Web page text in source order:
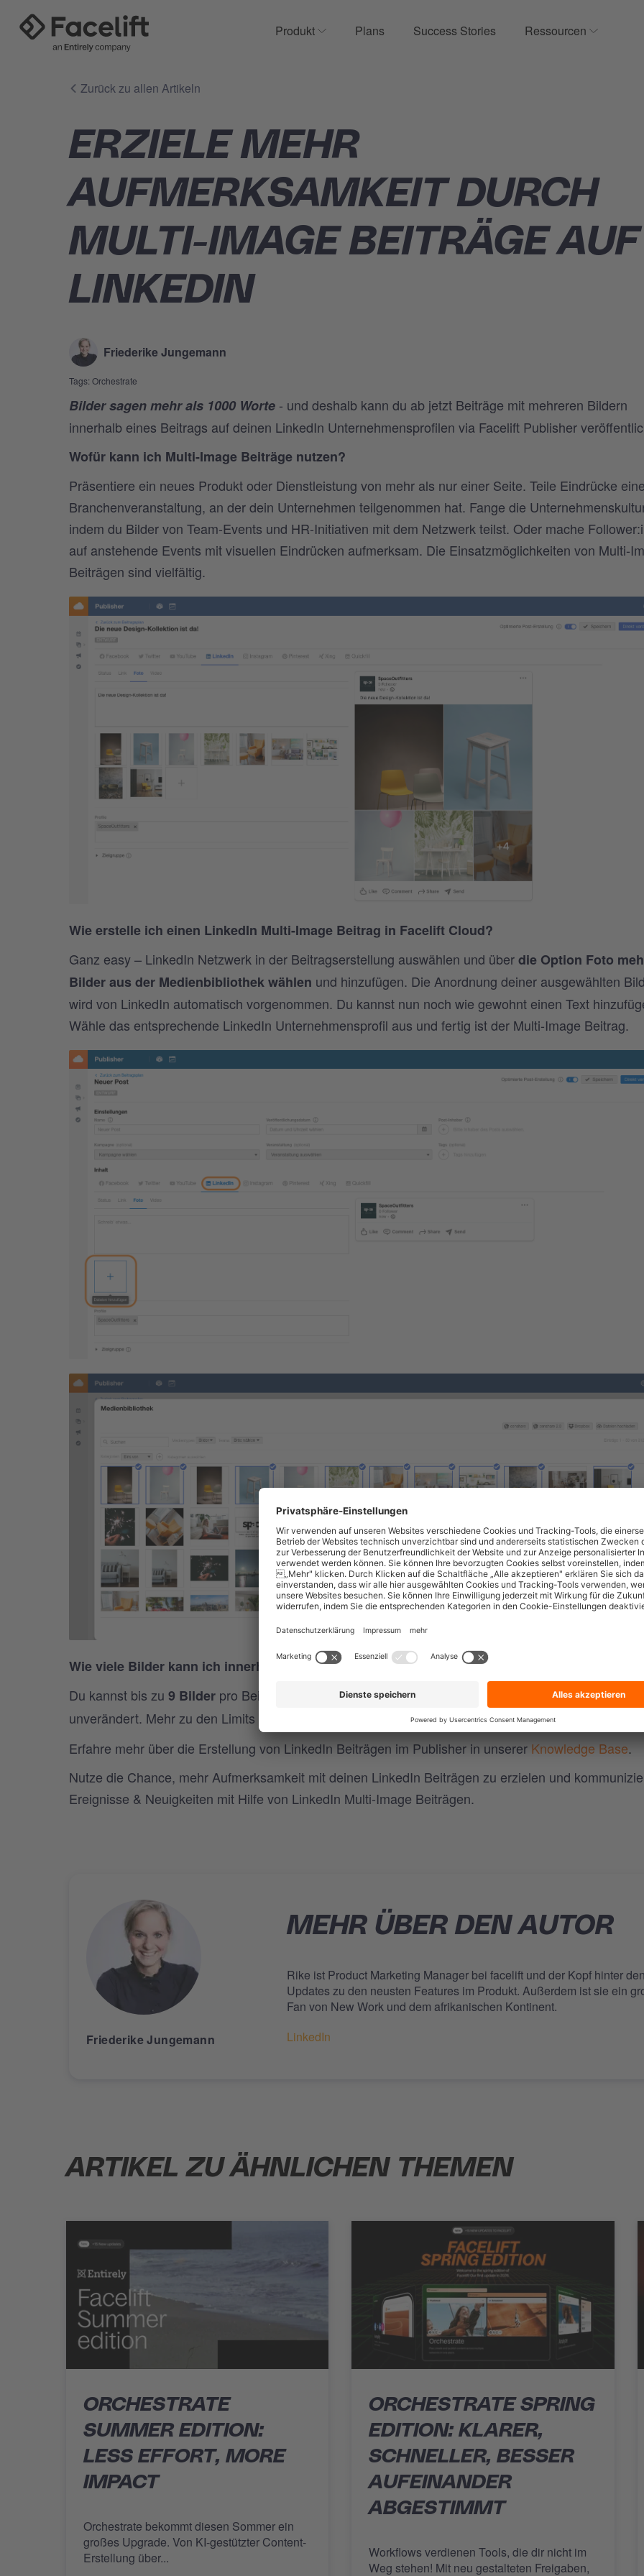
Produkt Show submenu for Produkt
Plans Success Stories Ressourcen Show
Zurück zu allen Artikeln
ERZIELE MEHR
AUFMERKSAMKEIT DURCH
MULTI-IMAGE BEITRÄGE AUF
LINKEDIN
Friederike Jungemann
Tags: Orchestrate
Bilder sagen mehr als 1000 Worte - und deshalb kann du ab jetzt Beiträge mit mehreren Bildern
innerhalb eines Beitrags auf deinen LinkedIn Unternehmensprofilen via Facelift Publisher
Wofür kann ich Multi-Image Beiträge nutzen?
Präsentiere ein neues Produkt oder Dienstleistung von mehr als nur einer Seite. Teile Eindrücke
Branchenveranstaltung, an der dein Unternehmen teilgenommen hat. Fange die
indem du Bilder von Team-Events und HR-Initiativen mit dem Netzwerk teilst. Oder mache
auf anstehende Events mit visuellen Eindrücken aufmerksam. Die Einsatzmöglichkeiten von Multi-
Beiträgen sind vielfältig.
Wie erstelle ich einen LinkedIn Multi-Image Beitrag in Facelift Cloud?
Ganz easy – LinkedIn Netzwerk in der Beitragserstellung auswählen und überdie Option Foto
Bilder aus der Medienbibliothek wählen und hinzufügen. Die Anordnung deiner ausgewählten
wird von LinkedIn automatisch vorgenommen. Du kannst nun noch wie gewohnt einen Text
Wähle das entsprechende LinkedIn Unternehmensprofil aus und fertig ist der Multi-Image Beitrag.
Wie viele Bilder kann ich innerhalb eines Beitrages veröffentlichen?
Du kannst bis zu 9 Bilder pro Beitrag auswählen. Die Limits für Bilder für LinkedIn Beiträge bleiben
unverändert. Mehr zu den Limits findest du
Erfahre mehr über die Erstellung von LinkedIn Beiträgen im Publisher in unserer Knowledge Base.
Nutze die Chance, mehr Aufmerksamkeit mit deinen LinkedIn Beiträgen zu erzielen und
Ereignisse & Neuigkeiten mit Hilfe von LinkedIn Multi-Image Beiträgen.
Friederike Jungemann
MEHR ÜBER DEN AUTOR
Rike ist Product Marketing Manager bei facelift und der Kopf hinter
Updates zu den neusten Features im Produkt. Außerdem ist sie ein
Fan von New Work und dem afrikanischen Kontinent.
LinkedIn
ARTIKEL ZU ÄHNLICHEN THEMEN
ORCHESTRATE
SUMMER EDITION:
LESS EFFORT, MORE
IMPACT
Orchestrate bekommt diesen Sommer ein
großes Upgrade. Von KI-gestützter Content-
Erstellung über...
ORCHESTRATE SPRING
EDITION: KLARER,
SCHNELLER, BESSER
AUFEINANDER
ABGESTIMMT
Workflows verdienen Tools, die dir nicht im
Weg stehen! Mit neu gestalteten Freigaben,